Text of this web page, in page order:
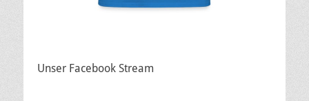
Unser Facebook Stream